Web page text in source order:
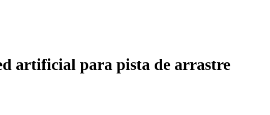
artificial para pista de arrastre